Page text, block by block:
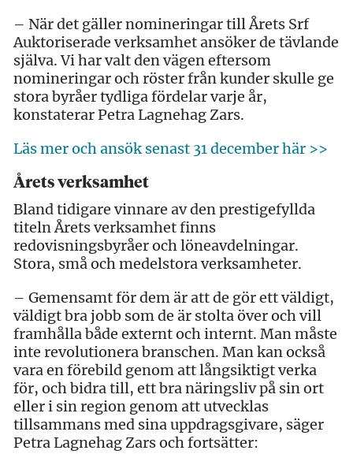
– När det gäller nomineringar till Årets Srf
Auktoriserade verksamhet ansöker de tävlande
själva. Vi har valt den vägen eftersom
nomineringar och röster från kunder skulle ge
stora byråer tydliga fördelar varje år,
konstaterar Petra Lagnehag Zars.
Läs mer och ansök senast 31 december här >>
Årets verksamhet
Bland tidigare vinnare av den prestigefyllda
titeln Årets verksamhet finns
redovisningsbyråer och löneavdelningar.
Stora, små och medelstora verksamheter.
– Gemensamt för dem är att de gör ett väldigt,
väldigt bra jobb som de är stolta över och vill
framhålla både externt och internt. Man måste
inte revolutionera branschen. Man kan också
vara en förebild genom att långsiktigt verka
för, och bidra till, ett bra näringsliv på sin ort
eller i sin region genom att utvecklas
tillsammans med sina uppdragsgivare, säger
Petra Lagnehag Zars och fortsätter: